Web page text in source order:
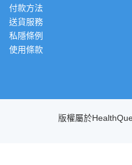
付款方法
送貨服務
私隱條例
使用條款
版權屬於